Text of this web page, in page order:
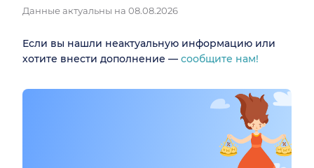
Данные актуальны на 08.08.2026
Если вы нашли неактуальную информацию или
хотите внести дополнение — сообщите нам!